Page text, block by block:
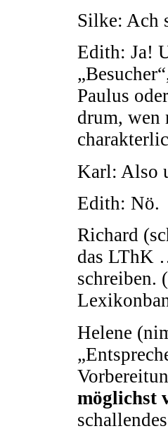
Silke: Ach
Edith: Ja!
Paulus
drum, wen
Karl: Also
Edith: Nö.
Richard
das LThK
schreiben.
Helene
möglichst